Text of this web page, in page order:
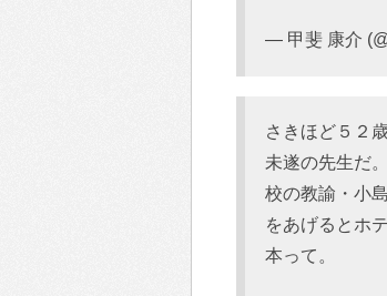
— 甲斐 康介
さきほど５２
未遂の先生だ
校の教諭・小
をあげるとホ
本って。